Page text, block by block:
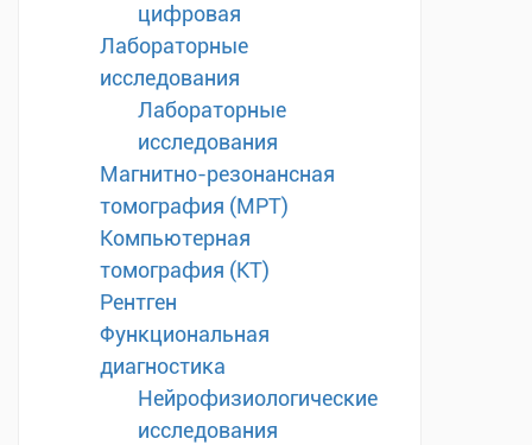
цифровая
Лабораторные
исследования
Лабораторные
исследования
Магнитно-резонансная
томография (МРТ)
Компьютерная
томография (КТ)
Рентген
Функциональная
диагностика
Нейрофизиологические
исследования